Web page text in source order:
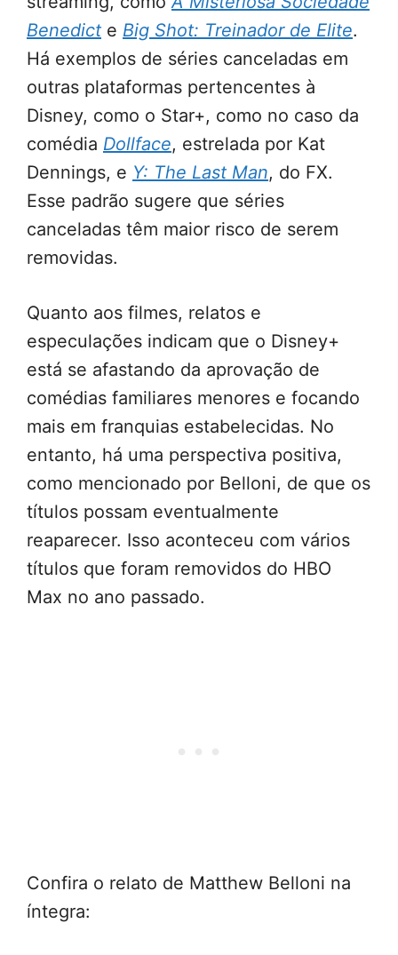
Benedict e Big Shot: Treinador de Elite.
Há exemplos de séries canceladas em
outras plataformas pertencentes à
Disney, como o Star+, como no caso da
comédia Dollface, estrelada por Kat
Dennings, e Y: The Last Man, do FX.
Esse padrão sugere que séries
canceladas têm maior risco de serem
removidas.
Quanto aos filmes, relatos e
especulações indicam que o Disney+
está se afastando da aprovação de
comédias familiares menores e focando
mais em franquias estabelecidas. No
entanto, há uma perspectiva positiva,
como mencionado por Belloni, de que os
títulos possam eventualmente
reaparecer. Isso aconteceu com vários
títulos que foram removidos do HBO
Max no ano passado.
Confira o relato de Matthew Belloni na
íntegra: